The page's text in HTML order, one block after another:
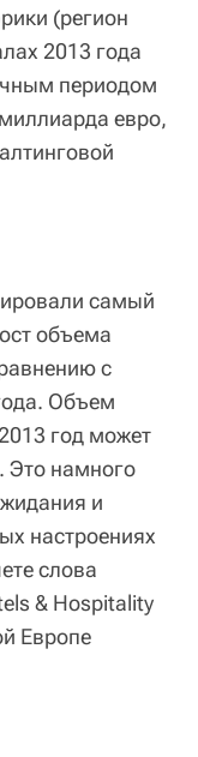
(регион
2013 года
периодом
евро,
самый
объема
с
Объем
год может
Это намного
и
настроениях
слова
& Hospitality
Европе